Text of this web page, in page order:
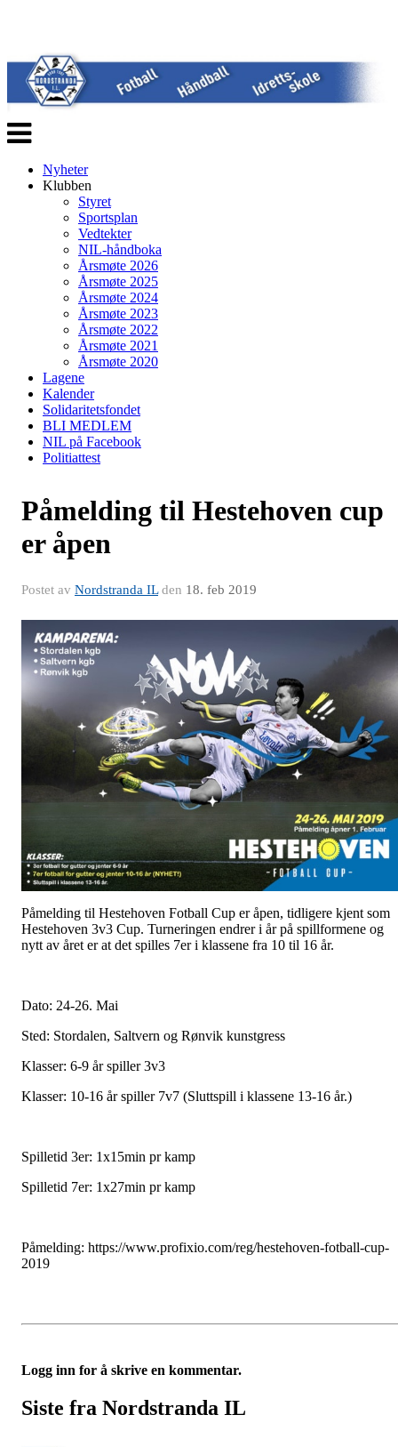
Veksle
navigasjon
Nyheter
Klubben
Styret
Sportsplan
Vedtekter
NIL-håndboka
Årsmøte 2026
Årsmøte 2025
Årsmøte 2024
Årsmøte 2023
Årsmøte 2022
Årsmøte 2021
Årsmøte 2020
Lagene
Kalender
Solidaritetsfondet
BLI MEDLEM
NIL på Facebook
Politiattest
Påmelding til Hestehoven cup
er åpen
Postet av Nordstranda ILden 18. feb 2019
Påmelding til Hestehoven Fotball Cup er åpen, tidligere kjent som
Hestehoven 3v3 Cup. Turneringen endrer i år på spillformene og
nytt av året er at det spilles 7er i klassene fra 10 til 16 år.
Dato: 24-26. Mai
Sted: Stordalen, Saltvern og Rønvik kunstgress
Klasser: 6-9 år spiller 3v3
Klasser: 10-16 år spiller 7v7 (Sluttspill i klassene 13-16 år.)
Spilletid 3er: 1x15min pr kamp
Spilletid 7er: 1x27min pr kamp
Påmelding: https://www.profixio.com/reg/hestehoven-fotball-cup-
2019
Logg inn for å skrive en kommentar.
Siste fra Nordstranda IL